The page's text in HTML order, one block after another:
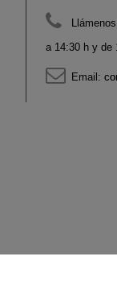
a 14:30 h y de
Email: